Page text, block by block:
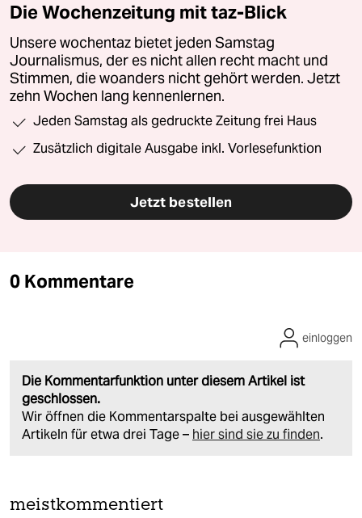
Die Wochenzeitung mit taz-Blick
Unsere wochentaz bietet jeden Samstag
Journalismus, der es nicht allen recht macht und
Stimmen, die woanders nicht gehört werden. Jetzt
zehn Wochen lang kennenlernen.
Jeden Samstag als gedruckte Zeitung frei Haus
Zusätzlich digitale Ausgabe inkl. Vorlesefunktion
Jetzt bestellen
0 Kommentare
Die Kommentarfunktion unter diesem Artikel ist
geschlossen.
Wir öffnen die Kommentarspalte bei ausgewählten
Artikeln für etwa drei Tage – hier sind sie zu finden.
einloggen
meistkommentiert